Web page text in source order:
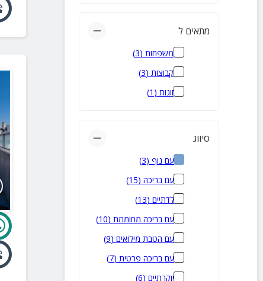
מתאים ל
משפחות (
3
)
קבוצות (
3
)
זוגות (
1
)
סיווג
עם נוף (
3
)
עם בריכה (
15
)
לדתיים (
13
)
עם בריכה מחוממת (
10
)
עם הטבת מילואים (
9
)
עם בריכה פרטית (
7
)
יוקרתיים (
6
)